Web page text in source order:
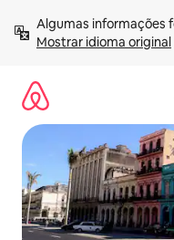
para
Mostrar idioma original